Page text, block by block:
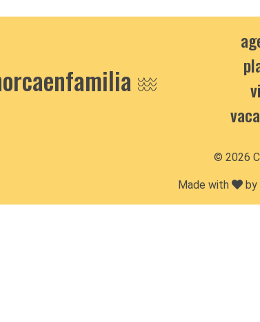
© 2026
Made with by